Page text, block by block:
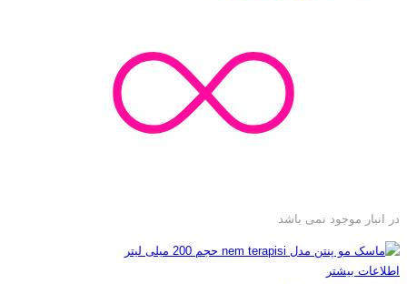
در انبار موجود نمی باشد
اطلاعات بیشتر